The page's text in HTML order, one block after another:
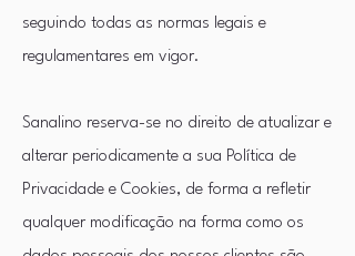
seguindo todas as normas legais e
regulamentares em vigor.
Sanalino reserva-se no direito de atualizar e
alterar periodicamente a sua Política de
Privacidade e Cookies, de forma a refletir
qualquer modificação na forma como os